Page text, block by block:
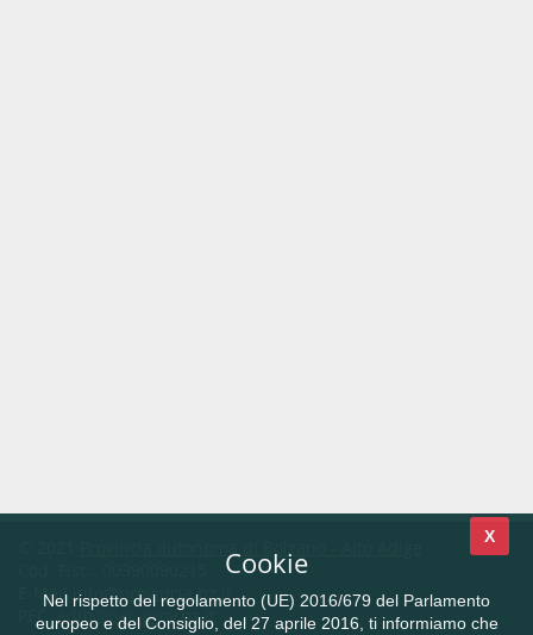
E-Mail info@provincia.bz.it
PEC:adm@pec.prov.bz.it
X
Cookie
Nel rispetto del regolamento (UE) 2016/679 del Parlamento
europeo e del Consiglio, del 27 aprile 2016, ti informiamo che